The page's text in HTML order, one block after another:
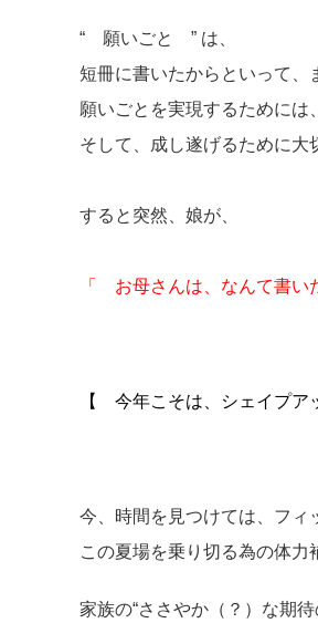
“ 願いごと ” は、
短冊に書いたからといって、
願いごとを実現するためには
そして、成し遂げるために
すると突然、娘が、
「 お母さんは、なんて書
【 今年こそは、シェイプ
今、時間を見つけては、フィ
この夏場を乗り切る為の体力
家族の“ささやか（？）な期